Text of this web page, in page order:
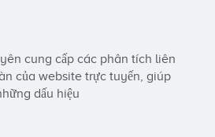
của website trực tuyến, giúp
dấu hiệu